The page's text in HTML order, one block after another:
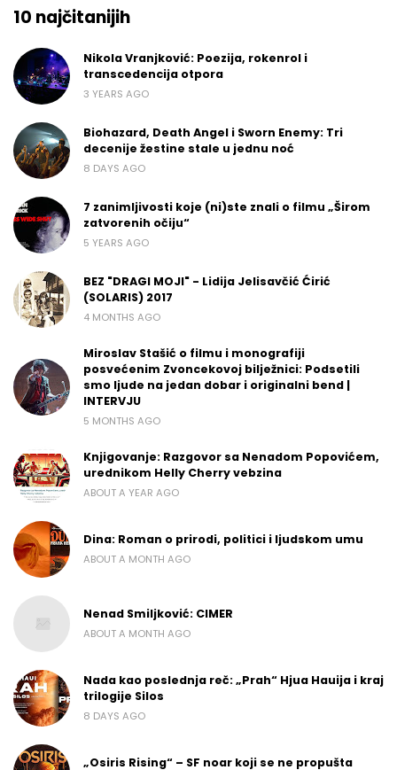
10 najčitanijih
Nikola Vranjković: Poezija, rokenrol i
transcedencija otpora
3 YEARS AGO
Biohazard, Death Angel i Sworn Enemy: Tri
decenije žestine stale u jednu noć
8 DAYS AGO
7 zanimljivosti koje (ni)ste znali o filmu „Širom
zatvorenih očiju“
5 YEARS AGO
BEZ "DRAGI MOJI" - Lidija Jelisavčić Ćirić
(SOLARIS) 2017
4 MONTHS AGO
Miroslav Stašić o filmu i monografiji
posvećenim Zvoncekovoj bilježnici: Podsetili
smo ljude na jedan dobar i originalni bend |
INTERVJU
5 MONTHS AGO
Knjigovanje: Razgovor sa Nenadom Popovićem,
urednikom Helly Cherry vebzina
ABOUT A YEAR AGO
Dina: Roman o prirodi, politici i ljudskom umu
ABOUT A MONTH AGO
Nenad Smiljković: CIMER
ABOUT A MONTH AGO
Nada kao poslednja reč: „Prah“ Hjua Hauija i kraj
trilogije Silos
8 DAYS AGO
„Osiris Rising“ – SF noar koji se ne propušta